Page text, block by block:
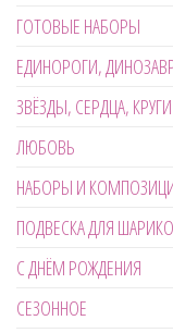
ГОТОВЫЕ НАБОРЫ
ЕДИНОРОГИ,
ЗВЁЗДЫ, СЕРДЦА,
ЛЮБОВЬ
НАБОРЫ И
ПОДВЕСКА ДЛЯ
С ДНЁМ РОЖДЕНИЯ
СЕЗОННОЕ